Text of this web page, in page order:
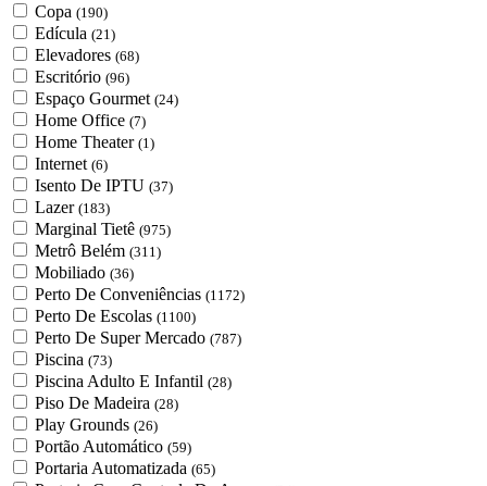
Copa (190)
Edícula (21)
Elevadores (68)
Escritório (96)
Espaço Gourmet (24)
Home Office (7)
Home Theater (1)
Internet (6)
Isento De IPTU (37)
Lazer (183)
Marginal Tietê (975)
Metrô Belém (311)
Mobiliado (36)
Perto De Conveniências (1172)
Perto De Escolas (1100)
Perto De Super Mercado (787)
Piscina (73)
Piscina Adulto E Infantil (28)
Piso De Madeira (28)
Play Grounds (26)
Portão Automático (59)
Portaria Automatizada (65)